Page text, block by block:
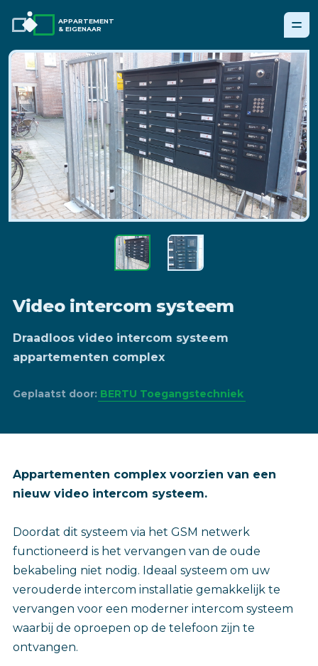
APPARTEMENT
& EIGENAAR
Video intercom systeem
Draadloos video intercom systeem
appartementen complex
Geplaatst door: BERTU Toegangstechniek
Appartementen complex voorzien van een
nieuw video intercom systeem.
Doordat dit systeem via het GSM netwerk
functioneerd is het vervangen van de oude
bekabeling niet nodig. Ideaal systeem om uw
verouderde intercom installatie gemakkelijk te
vervangen voor een moderner intercom systeem
waarbij de oproepen op de telefoon zijn te
ontvangen.